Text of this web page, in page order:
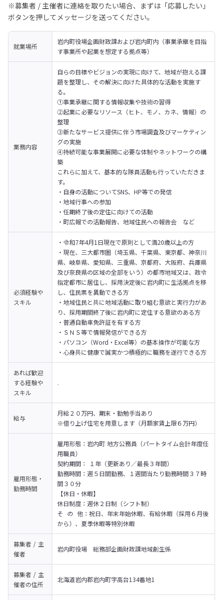
※募集者 / 主催者に連絡を取りたい場合、まずは「応募したい」
ボタンを押してメッセージを送ってください。
就業場所
岩内町役場企画財政課および岩内町内（事業承継を目指
す事業所や起業を想定する拠点等）
業務内容
自らの目標やビジョンの実現に向けて、地域が抱える課
題を整理し、その解決に向けた具体的な活動を実施す
る。
①事業承継に関する情報収集や技術の習得
②起業に必要なリソース（ヒト、モノ、カネ、情報）の
整理
③新たなサービス提供に伴う市場調査及びマーケティン
グの実施
④持続可能な事業展開に必要な体制やネットワークの構
築
これらに加えて、基本的な隊員活動も行っていただきま
す。
・自身の活動についてSNS、HP等での発信
・地域行事への参加
・任期終了後の定住に向けての活動
・町広報での活動報告、地域住民への報告会　など
必須経験や
スキル
・令和7年4月1日現在で原則として満20歳以上の方
・現在、三大都市圏（埼玉県、千葉県、東京都、神奈川
県、岐阜県、愛知県、三重県、京都府、大阪府、兵庫県
及び奈良県の区域の全部をいう）の都市地域又は、政令
指定都市に居住し、採用決定後に岩内町に生活拠点を移
し、住民票を異動できる方
・地域住民と共に地域活動に取り組む意欲と実行力があ
り、採用期間終了後に岩内町に定住する意欲のある方
・普通自動車免許証を有する方
・ＳＮＳ等で情報発信ができる方
・パソコン（Word・Excel等）の基本操作が可能な方
・心身共に健康で誠実かつ積極的に職務を遂行できる方
あれば歓迎
する経験や
スキル
.
給与
月給２０万円、期末・勤勉手当あり
※借り上げ住宅を用意します（月額家賃上限６万円）
雇用形態・
勤務時間
雇用形態：岩内町 地方公務員（パートタイム会計年度任
用職員）
契約期間： １年（更新あり／最長３年間）
勤務時間：週５日間勤務、１週間当たり勤務時間３７時
間３０分
【休日・休暇】
休日制度：週休２日制（シフト制）
そ  の  他：祝日、年末年始休暇、有給休暇（採用６月後
から）、夏季休暇等特別休暇
募集者 / 主
催者
岩内町役場　総務部企画財政課地域創生係
募集者 / 主
催者の住所
北海道岩内郡岩内町字高台134番地1